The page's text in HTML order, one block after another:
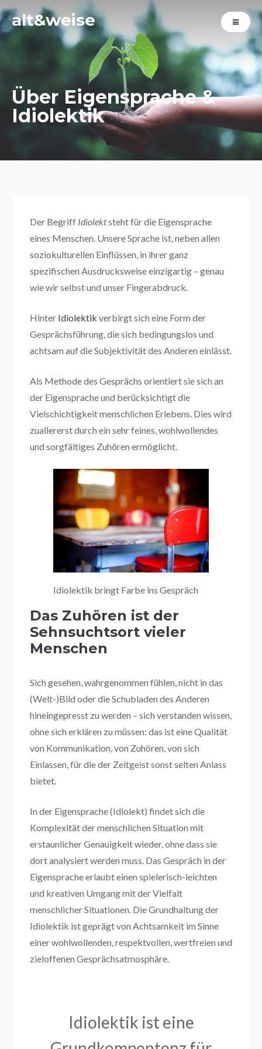
alt&weise
Über Eigensprache &
Idiolektik
Der Begriff Idiolektsteht für die Eigensprache
eines Menschen. Unsere Sprache ist, neben allen
soziokulturellen Einflüssen, in ihrer ganz
spezifischen Ausdrucksweise einzigartig – genau
wie wir selbst und unser Fingerabdruck.
Hinter Idiolektik verbirgt sich eine Form der
Gesprächsführung, die sich bedingungslos und
achtsam auf die Subjektivität des Anderen einlässt.
Als Methode des Gesprächs orientiert sie sich an
der Eigensprache und berücksichtigt die
Vielschichtigkeit menschlichen Erlebens. Dies wird
zuallererst durch ein sehr feines, wohlwollendes
und sorgfältiges Zuhören ermöglicht.
Idiolektik bringt Farbe ins Gespräch
Das Zuhören ist der
Sehnsuchtsort vieler
Menschen
Sich gesehen, wahrgenommen fühlen, nicht in das
(Welt-)Bild oder die Schubladen des Anderen
hineingepresst zu werden – sich verstanden wissen,
ohne sich erklären zu müssen: das ist eine Qualität
von Kommunikation, von Zuhören, von sich
Einlassen, für die der Zeitgeist sonst selten Anlass
bietet.
In der Eigensprache (Idiolekt) findet sich die
Komplexität der menschlichen Situation mit
erstaunlicher Genauigkeit wieder, ohne dass sie
dort analysiert werden muss. Das Gespräch in der
Eigensprache erlaubt einen spielerisch-leichten
und kreativen Umgang mit der Vielfalt
menschlicher Situationen. Die Grundhaltung der
Idiolektik ist geprägt von Achtsamkeit im Sinne
einer wohlwollenden, respektvollen, wertfreien und
zieloffenen Gesprächsatmosphäre.
Idiolektik ist eine